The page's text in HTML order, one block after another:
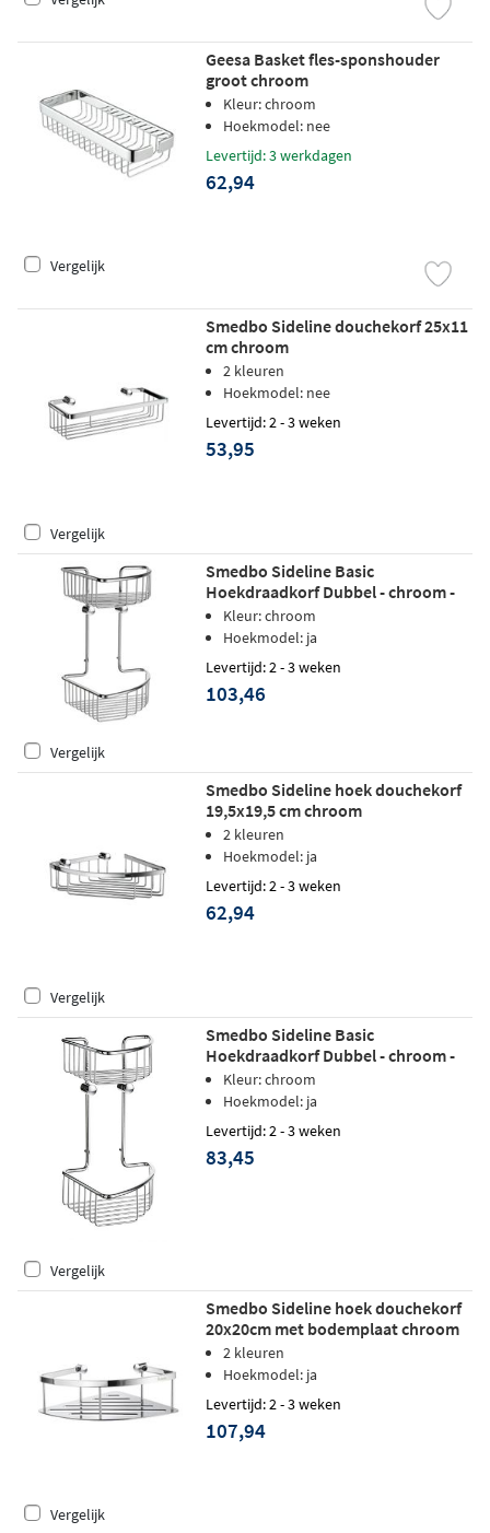
Geesa Basket fles-sponshouder
groot chroom
Kleur: chroom
Hoekmodel: nee
Levertijd: 3 werkdagen
62,94
Vergelijk
Smedbo Sideline douchekorf 25x11
cm chroom
2 kleuren
Hoekmodel: nee
Levertijd: 2 - 3 weken
53,95
Vergelijk
Smedbo Sideline Basic
Hoekdraadkorf Dubbel - chroom -
207 x207 mm
Kleur: chroom
Hoekmodel: ja
Levertijd: 2 - 3 weken
103,46
Vergelijk
Smedbo Sideline hoek douchekorf
19,5x19,5 cm chroom
2 kleuren
Hoekmodel: ja
Levertijd: 2 - 3 weken
62,94
Vergelijk
Smedbo Sideline Basic
Hoekdraadkorf Dubbel - chroom -
165 x165 mm
Kleur: chroom
Hoekmodel: ja
Levertijd: 2 - 3 weken
83,45
Vergelijk
Smedbo Sideline hoek douchekorf
20x20cm met bodemplaat chroom
2 kleuren
Hoekmodel: ja
Levertijd: 2 - 3 weken
107,94
Vergelijk